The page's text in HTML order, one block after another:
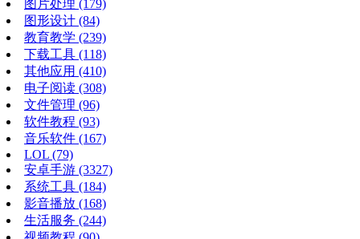
图片处理 (179)
图形设计 (84)
教育教学 (239)
下载工具 (118)
其他应用 (410)
电子阅读 (308)
文件管理 (96)
软件教程 (93)
音乐软件 (167)
LOL (79)
安卓手游 (3327)
系统工具 (184)
影音播放 (168)
生活服务 (244)